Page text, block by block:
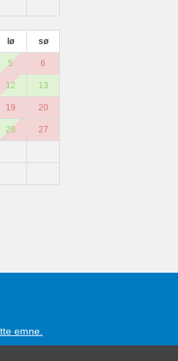
lø sø
5 6
12 13
19 20
26 27
emne.